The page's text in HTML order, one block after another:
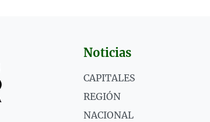
Noticias
CAPITALES
REGIÓN
NACIONAL